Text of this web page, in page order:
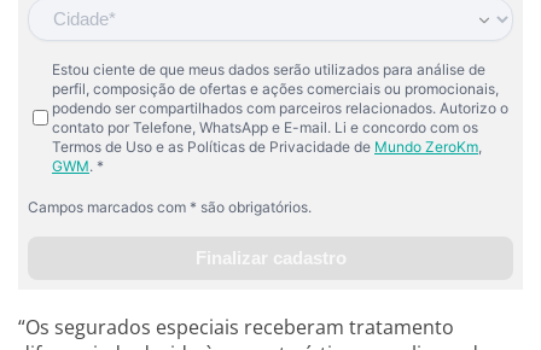
“Os segurados especiais receberam tratamento